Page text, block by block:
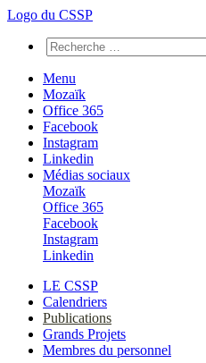
Logo du CSSP
Menu
Mozaïk
Office 365
Facebook
Instagram
Linkedin
Médias sociaux
Mozaïk
Office 365
Facebook
Instagram
Linkedin
LE CSSP
Calendriers
Publications
Grands Projets
Membres du personnel